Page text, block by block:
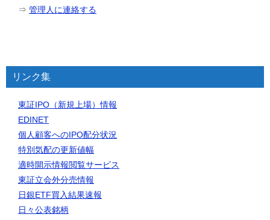
⇒ 管理人に連絡する
リンク集
東証IPO（新規上場）情報
EDINET
個人顧客へのIPO配分状況
特別気配の更新値幅
適時開示情報閲覧サービス
東証立会外分売情報
日銀ETF買入結果速報
日々公表銘柄